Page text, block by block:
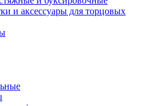
и аксессуары для торцовых